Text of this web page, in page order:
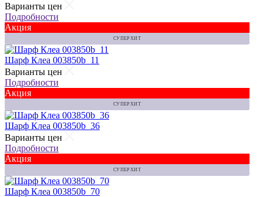
Варианты цен
Подробности
Акция
СУПЕР ХИТ
Шарф Клеа 003850b_11
Варианты цен
Подробности
Акция
СУПЕР ХИТ
Шарф Клеа 003850b_36
Варианты цен
Подробности
Акция
СУПЕР ХИТ
Шарф Клеа 003850b_70